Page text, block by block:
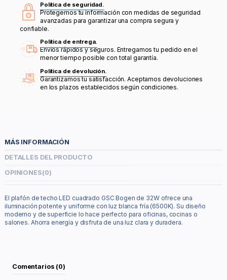
Política de seguridad.
Protegemos tu información con medidas de seguridad
avanzadas para garantizar una compra segura y
confiable.
Política de entrega.
Envíos rápidos y seguros. Entregamos tu pedido en el
menor tiempo posible con total garantía.
Política de devolución.
Garantizamos tu satisfacción. Aceptamos devoluciones
en los plazos establecidos según condiciones.
MÁS INFORMACIÓN
DETALLES DEL PRODUCTO
OPINIONES(0)
El plafón de techo LED cuadrado GSC Bogen de 32W ofrece una
iluminación potente y uniforme con luz blanca fría (6500K). Su diseño
moderno y de superficie lo hace perfecto para oficinas, cocinas o
salones. Ahorra energía y disfruta de una luz clara y duradera.
Comentarios (0)